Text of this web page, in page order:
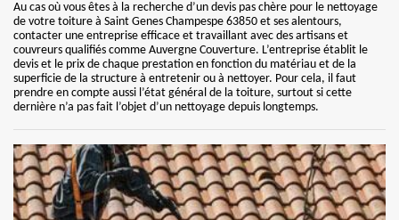
Au cas où vous êtes à la recherche d’un devis pas chère pour le nettoyage
de votre toiture à Saint Genes Champespe 63850 et ses alentours,
contacter une entreprise efficace et travaillant avec des artisans et
couvreurs qualifiés comme Auvergne Couverture. L’entreprise établit le
devis et le prix de chaque prestation en fonction du matériau et de la
superficie de la structure à entretenir ou à nettoyer. Pour cela, il faut
prendre en compte aussi l’état général de la toiture, surtout si cette
dernière n’a pas fait l’objet d’un nettoyage depuis longtemps.